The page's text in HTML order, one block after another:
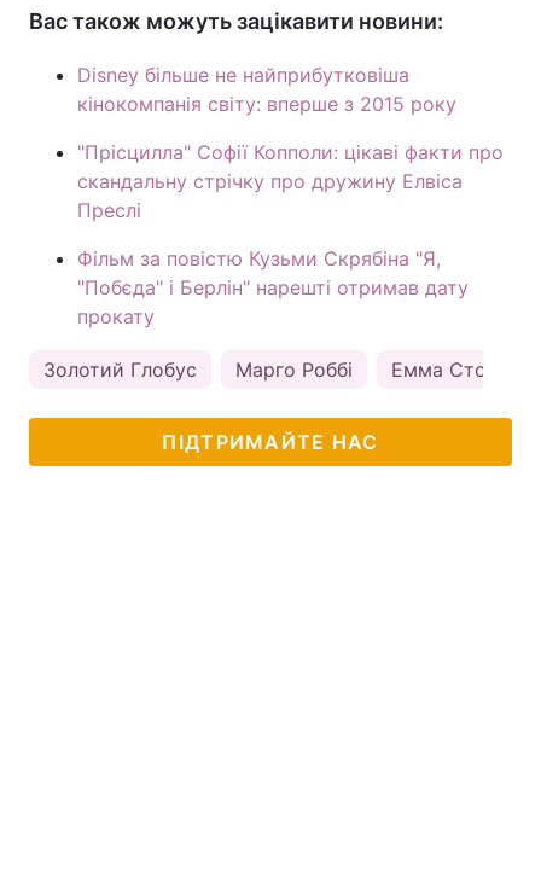
Вас також можуть зацікавити новини:
Disney більше не найприбутковіша
кінокомпанія світу: вперше з 2015 року
"Прісцилла" Софії Копполи: цікаві факти про
скандальну стрічку про дружину Елвіса
Преслі
Фільм за повістю Кузьми Скрябіна "Я,
"Побєда" і Берлін" нарешті отримав дату
прокату
Золотий Глобус Марго Роббі Емма Стоун
ПІДТРИМАЙТЕ НАС